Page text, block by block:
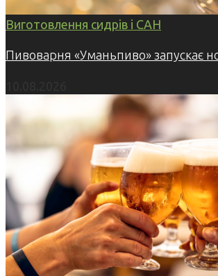
Виготовлення сидрів і САН
Пивоварня «Уманьпиво» запускає